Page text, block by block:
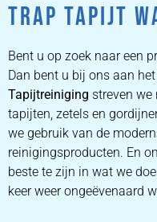
ZETEL
TRAP TAPIJT
Bent u op zoek naar een
Dan bent u bij ons aan
Tapijtreiniging streven
tapijten, zetels en
we gebruik van de
reinigingsproducten. En
beste te zijn in wat we
keer weer ongeëvenaard